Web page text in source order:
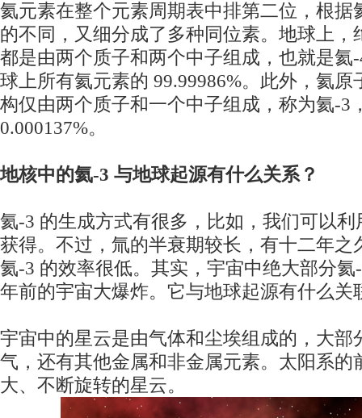
氦元素在整个元素周期表中排第二位，根据
的不同，又细分成了多种同位素。地球上，
都是由两个质子和两个中子组成，也就是氦
球上所有氦元素的 99.99986%。此外，氦
构仅由两个质子和一个中子组成，称为氦-3
0.000137%。
地核中的氦-3 与地球起源有什么关系？
氦-3 的生成方式有很多，比如，我们可以
获得。不过，氚的半衰期较长，有十二年之
氦-3 的效率很低。其实，宇宙中绝大部分氦
年前的宇宙大爆炸。它与地球起源有什么关
宇宙中的星云是由气体和尘埃组成的，大部
气，还有其他金属和非金属元素。太阳系的
大、不断旋转的星云。